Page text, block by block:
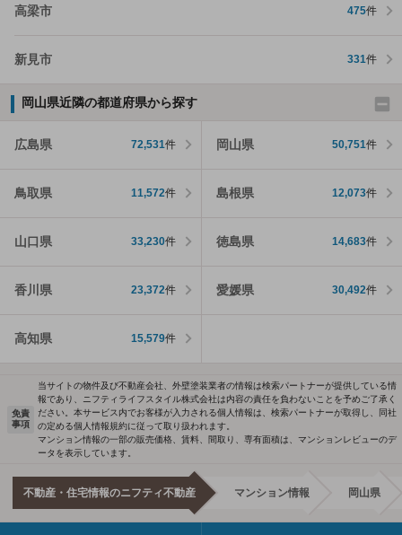
高梁市 475件
新見市 331件
岡山県近隣の都道府県から探す
広島県 72,531件 岡山県 50,751件
鳥取県 11,572件 島根県 12,073件
山口県 33,230件 徳島県 14,683件
香川県 23,372件 愛媛県 30,492件
高知県 15,579件
免責
事項
当サイトの物件及び不動産会社、外壁塗装業者の情報は検索パートナーが提供している情
報であり、ニフティライフスタイル株式会社は内容の責任を負わないことを予めご了承く
ださい。本サービス内でお客様が入力される個人情報は、検索パートナーが取得し、同社
の定める個人情報規約に従って取り扱われます。
マンション情報の一部の販売価格、賃料、間取り、専有面積は、マンションレビューのデ
ータを表示しています。
不動産・住宅情報のニフティ不動産 マンション情報 岡山県